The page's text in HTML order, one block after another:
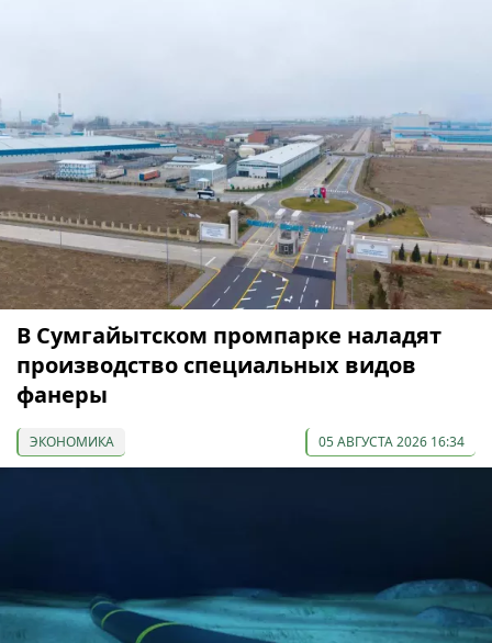
В Сумгайытском промпарке наладят
производство специальных видов
фанеры
ЭКОНОМИКА 05 АВГУСТА 2026 16:34